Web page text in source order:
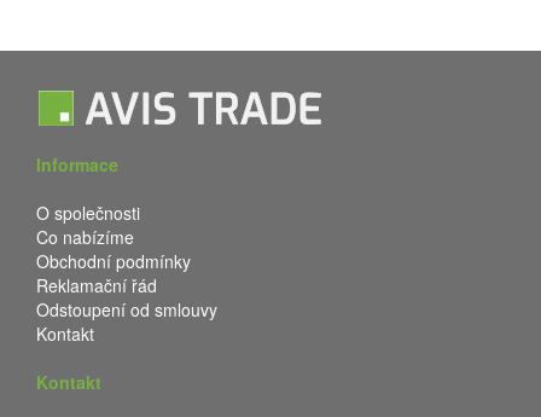
Informace
O společnosti
Co nabízíme
Obchodní podmínky
Reklamační řád
Odstoupení od smlouvy
Kontakt
Kontakt